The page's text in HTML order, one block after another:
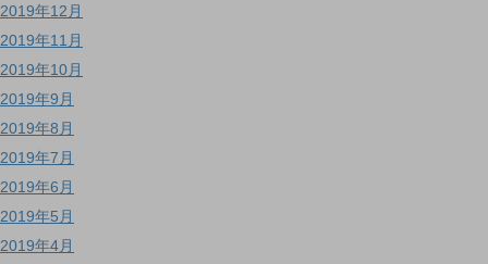
2019年12月
2019年11月
2019年10月
2019年9月
2019年8月
2019年7月
2019年6月
2019年5月
2019年4月